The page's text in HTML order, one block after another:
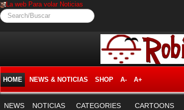
La web Para volar Noticias
Search/Buscar
HOME NEWS & NOTICIAS SHOP A- A+
NEWS NOTICIAS CATEGORIES CARTOONS